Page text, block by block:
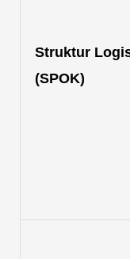
Struktur
(SPOK)